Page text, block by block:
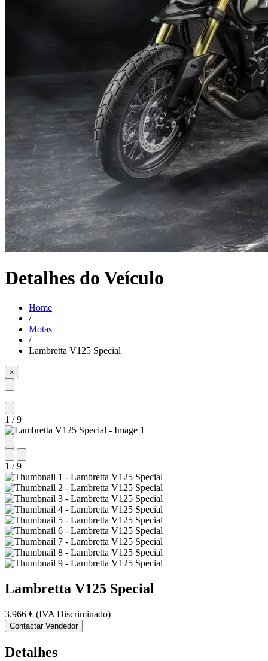
Detalhes do Veículo
Home
/
Motas
/
Lambretta V125 Special
×
1 / 9
1 / 9
Lambretta V125 Special
3.966 € (IVA Discriminado)
Contactar Vendedor
Detalhes